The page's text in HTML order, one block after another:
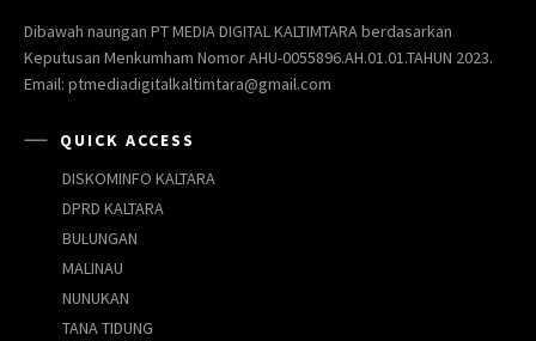
Dibawah naungan PT MEDIA DIGITAL KALTIMTARA berdasarkan
Keputusan Menkumham Nomor AHU-0055896.AH.01.01.TAHUN 2023.
Email: ptmediadigitalkaltimtara@gmail.com
QUICK ACCESS
DISKOMINFO KALTARA
DPRD KALTARA
BULUNGAN
MALINAU
NUNUKAN
TANA TIDUNG